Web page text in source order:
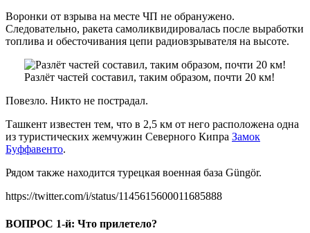
Воронки от взрыва на месте ЧП не обранужено.
Следовательно, ракета самоликвидировалась после выработки
топлива и обесточивания цепи радиовзрывателя на высоте.
Разлёт частей составил, таким образом, почти 20 км!
Повезло. Никто не пострадал.
Ташкент известен тем, что в 2,5 км от него расположена одна
из туристических жемчужин Северного Кипра Замок
Буффавенто.
Рядом также находится турецкая военная база Güngör.
https://twitter.com/i/status/1145615600011685888
ВОПРОС 1-й: Что прилетело?